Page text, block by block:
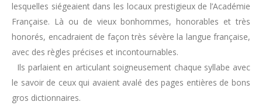
lesquelles siégeaient dans les locaux prestigieux de l’Académie
Française. Là ou de vieux bonhommes, honorables et très
honorés, encadraient de façon très sévère la langue française,
avec des règles précises et incontournables.
Ils parlaient en articulant soigneusement chaque syllabe avec
le savoir de ceux qui avaient avalé des pages entières de bons
gros dictionnaires.